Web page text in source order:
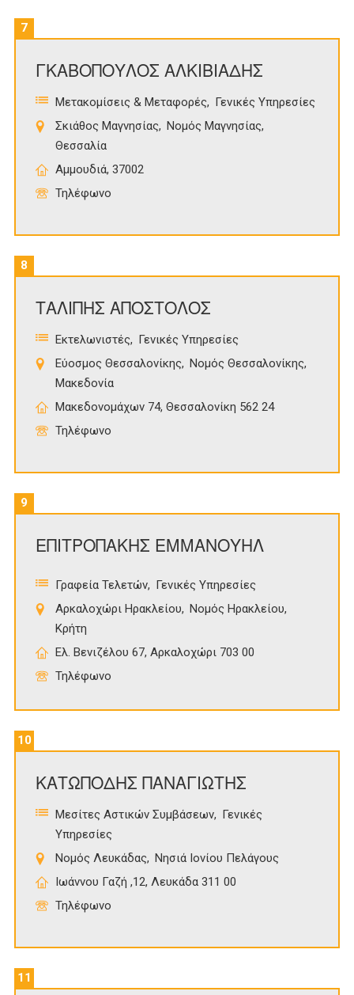
7
ΓΚΑΒΟΠΟΥΛΟΣ ΑΛΚΙΒΙΑΔΗΣ
Μετακομίσεις & Μεταφορές
Γενικές Υπηρεσίες
Σκιάθος Μαγνησίας
Νομός Μαγνησίας
Θεσσαλία
Αμμουδιά, 37002
Τηλέφωνο
8
ΤΑΛΙΠΗΣ ΑΠΟΣΤΟΛΟΣ
Εκτελωνιστές
Γενικές Υπηρεσίες
Εύοσμος Θεσσαλονίκης
Νομός Θεσσαλονίκης
Μακεδονία
Μακεδονομάχων 74, Θεσσαλονίκη 562 24
Τηλέφωνο
9
ΕΠΙΤΡΟΠΑΚΗΣ ΕΜΜΑΝΟΥΗΛ
Γραφεία Τελετών
Γενικές Υπηρεσίες
Αρκαλοχώρι Ηρακλείου
Νομός Ηρακλείου
Κρήτη
Ελ. Βενιζέλου 67, Αρκαλοχώρι 703 00
Τηλέφωνο
10
ΚΑΤΩΠΟΔΗΣ ΠΑΝΑΓΙΩΤΗΣ
Μεσίτες Αστικών Συμβάσεων
Γενικές
Υπηρεσίες
Νομός Λευκάδας
Νησιά Ιονίου Πελάγους
Ιωάννου Γαζή ,12, Λευκάδα 311 00
Τηλέφωνο
11